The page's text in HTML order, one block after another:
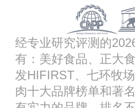
经专业研究评测的
有：美好食品、正大
发HIFIRST、七环牧
肉十大品牌榜单和著